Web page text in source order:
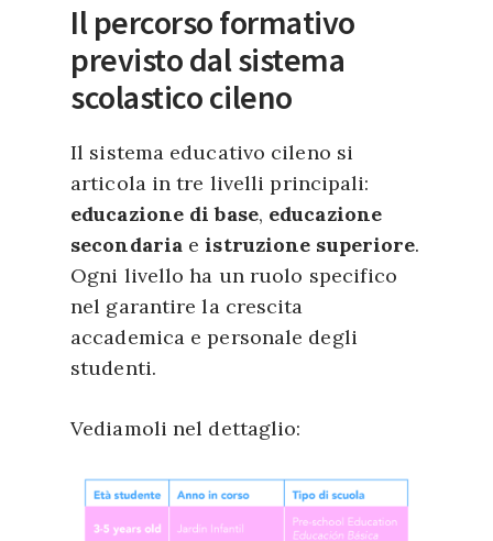
Il percorso formativo
previsto dal sistema
scolastico cileno
Il sistema educativo cileno si
articola in tre livelli principali:
educazione di base, educazione
secondaria eistruzione superiore.
Ogni livello ha un ruolo specifico
nel garantire la crescita
accademica e personale degli
studenti.
Vediamoli nel dettaglio: